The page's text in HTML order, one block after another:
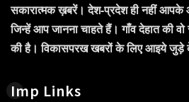
सकारात्मक ख़बरें। देश-प्रदेश ही नहीं आपके
जिन्हें आप जानना चाहते हैं। गाँव देहात की
की है। विकासपरख खबरों के लिए आइये जुड़े
Imp Links